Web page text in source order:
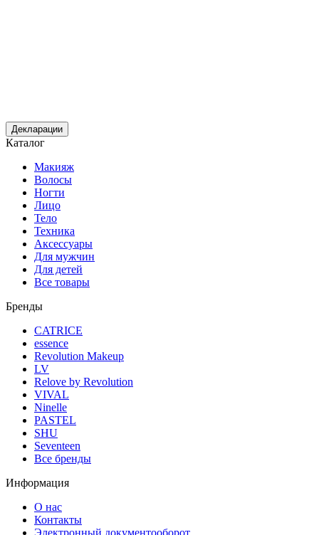
Декларации
Каталог
Макияж
Волосы
Ногти
Лицо
Тело
Техника
Аксессуары
Для мужчин
Для детей
Все товары
Бренды
CATRICE
essence
Revolution Makeup
LV
Relove by Revolution
VIVAL
Ninelle
PASTEL
SHU
Seventeen
Все бренды
Информация
О нас
Контакты
Электронный документооборот